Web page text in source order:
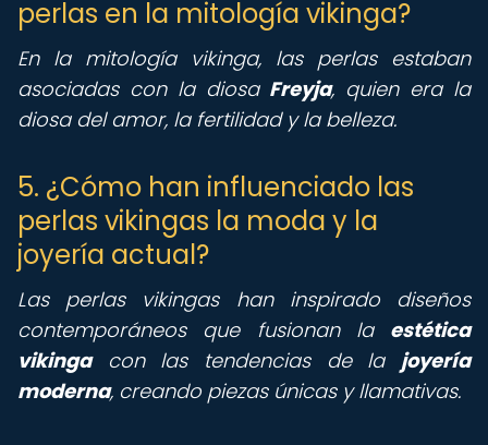
perlas en la mitología vikinga?
En la mitología vikinga, las perlas estaban
asociadas con la diosa Freyja, quien era la
diosa del amor, la fertilidad y la belleza.
5. ¿Cómo han influenciado las
perlas vikingas la moda y la
joyería actual?
Las perlas vikingas han inspirado diseños
contemporáneos que fusionan la estética
vikingacon las tendencias de la joyería
moderna, creando piezas únicas y llamativas.